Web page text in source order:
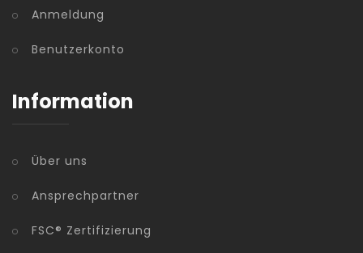
Anmeldung
Benutzerkonto
Information
Über uns
Ansprechpartner
FSC® Zertifizierung